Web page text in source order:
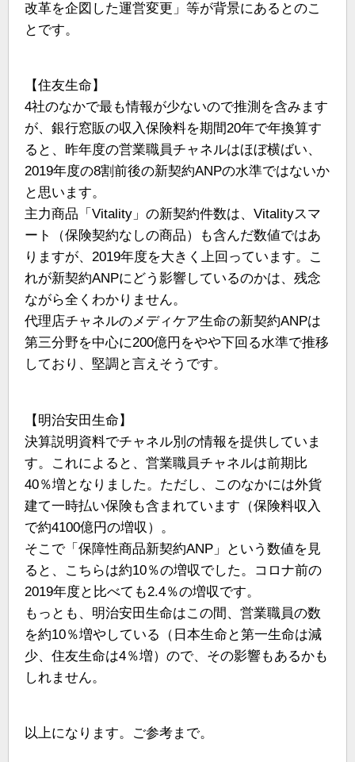
改革を企図した運営変更」等が背景にあるとのこ
とです。
【住友生命】
4社のなかで最も情報が少ないので推測を含みます
が、銀行窓販の収入保険料を期間20年で年換算す
ると、昨年度の営業職員チャネルはほぼ横ばい、
2019年度の8割前後の新契約ANPの水準ではないか
と思います。
主力商品「Vitality」の新契約件数は、Vitalityスマ
ート（保険契約なしの商品）も含んだ数値ではあ
りますが、2019年度を大きく上回っています。こ
れが新契約ANPにどう影響しているのかは、残念
ながら全くわかりません。
代理店チャネルのメディケア生命の新契約ANPは
第三分野を中心に200億円をやや下回る水準で推移
しており、堅調と言えそうです。
【明治安田生命】
決算説明資料でチャネル別の情報を提供していま
す。これによると、営業職員チャネルは前期比
40％増となりました。ただし、このなかには外貨
建て一時払い保険も含まれています（保険料収入
で約4100億円の増収）。
そこで「保障性商品新契約ANP」という数値を見
ると、こちらは約10％の増収でした。コロナ前の
2019年度と比べても2.4％の増収です。
もっとも、明治安田生命はこの間、営業職員の数
を約10％増やしている（日本生命と第一生命は減
少、住友生命は4％増）ので、その影響もあるかも
しれません。
以上になります。ご参考まで。